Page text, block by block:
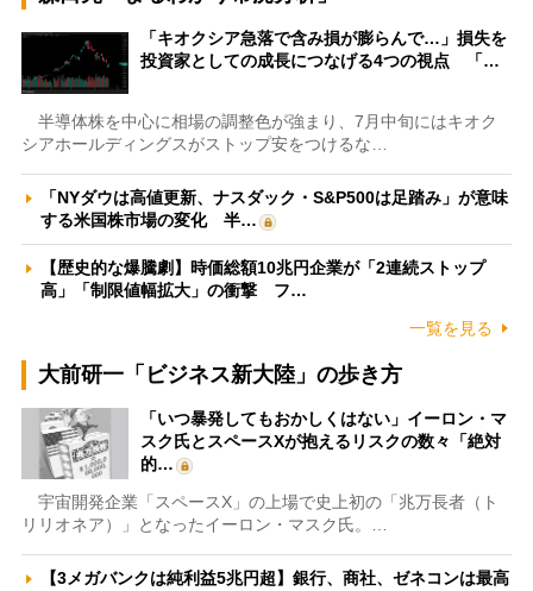
「キオクシア急落で含み損が膨らんで…」損失を
投資家としての成長につなげる4つの視点 「…
半導体株を中心に相場の調整色が強まり、7月中旬にはキオク
シアホールディングスがストップ安をつけるな…
「NYダウは高値更新、ナスダック・S&P500は足踏み」が意味
する米国株市場の変化 半…
【歴史的な爆騰劇】時価総額10兆円企業が「2連続ストップ
高」「制限値幅拡大」の衝撃 フ…
一覧を見る
大前研一「ビジネス新大陸」の歩き方
「いつ暴発してもおかしくはない」イーロン・マ
スク氏とスペースXが抱えるリスクの数々「絶対
的…
宇宙開発企業「スペースX」の上場で史上初の「兆万長者（ト
リリオネア）」となったイーロン・マスク氏。…
【3メガバンクは純利益5兆円超】銀行、商社、ゼネコンは最高